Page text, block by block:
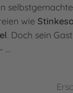
wie
. Doch sein
…